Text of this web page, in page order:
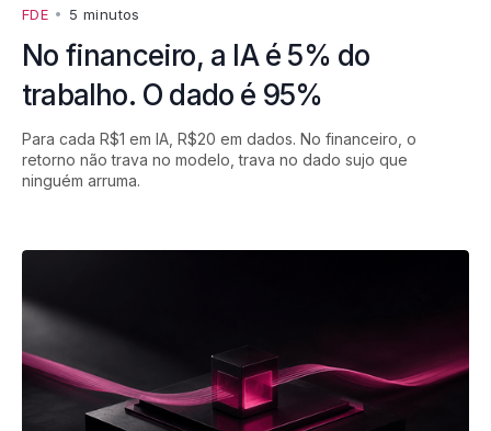
FDE • 5 minutos
No financeiro, a IA é 5% do
trabalho. O dado é 95%
Para cada R$1 em IA, R$20 em dados. No financeiro, o
retorno não trava no modelo, trava no dado sujo que
ninguém arruma.